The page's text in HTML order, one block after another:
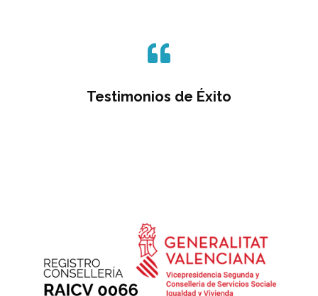

Testimonios de Éxito